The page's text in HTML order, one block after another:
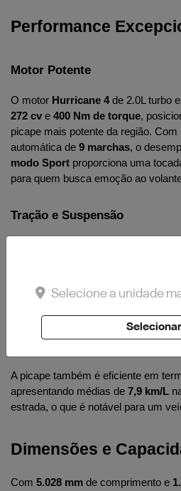
Performance
Motor Potente
O motor Hurricane 4
272 cv e 400 Nm de torque,
picape mais potente da região.
automática de 9 marchas
modo Sport proporciona uma
para quem busca emoção ao
Tração e Suspensão
McPherson na frente e multilink
A picape também é eficiente em
apresentando médias de 7,9 km/L
estrada, o que é notável para um
Dimensões e
Com 5.028 mm de comprimento e
Selecione a unidade
Selecionar